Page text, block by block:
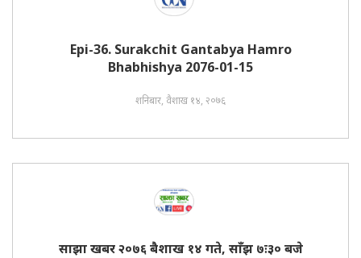
Epi-36. Surakchit Gantabya Hamro
Bhabhishya 2076-01-15
शनिबार, वैशाख १४, २०७६
साझा खबर २०७६ बैशाख १४ गते, साँझ ७ः३० बजे